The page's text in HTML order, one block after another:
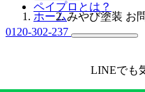
ペイプロとは？
0120-302-237
ホームみやび塗装 お
LINEでも